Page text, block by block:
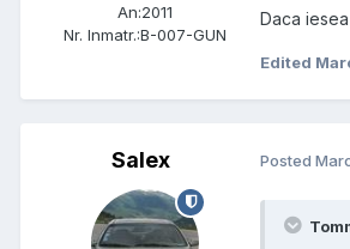
An:2011
Nr. Inmatr.:B-007-GUN
Daca
Edited
Salex Posted